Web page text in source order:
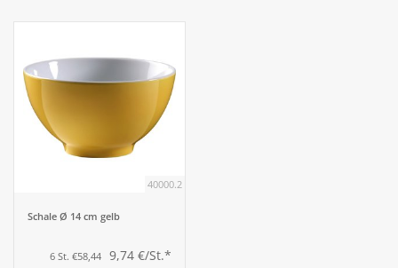
40000.2
Schale Ø 14 cm gelb
6 St. €58,44 9,74 €/St.*